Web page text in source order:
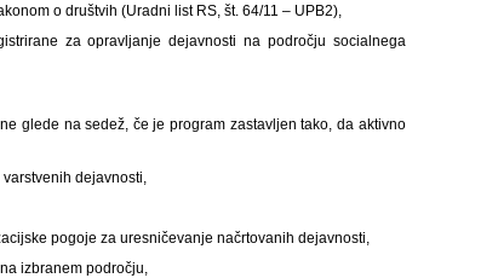
o društvih (Uradni list RS, št. 64/11 – UPB2),
za opravljanje dejavnosti na področju socialnega
glede na sedež, če je program zastavljen tako, da aktivno
dejavnosti,
pogoje za uresničevanje načrtovanih dejavnosti,
izbranem področju,